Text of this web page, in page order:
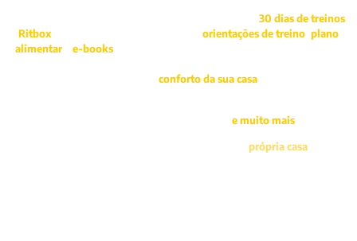
30 dias de treinos
Ritbox
orientações de treino plano
alimentare e-books
conforto da sua casa
e muito mais..
própria casa.